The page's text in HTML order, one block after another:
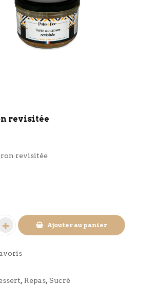
revisitée
revisitée
Ajouter au panier
, Repas,Sucré